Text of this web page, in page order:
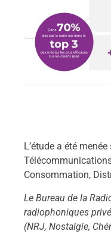
L’étude a été
Consommation,
Le Bureau de la
radiophoniques
(NRJ, Nostalgie,